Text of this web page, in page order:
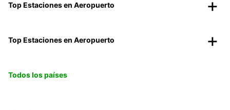
Top Estaciones en Aeropuerto
Top Estaciones en Aeropuerto
Todos los países